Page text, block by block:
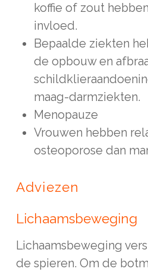
koffie of zout
invloed.
Bepaalde ziekten
de opbouw en
maag-darmziekten.
Menopauze
Vrouwen hebben
osteoporose dan
Adviezen
Lichaamsbeweging
Lichaamsbeweging
de spieren. Om de